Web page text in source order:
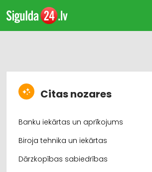
Citas nozares
Banku iekārtas un aprīkojums
Biroja tehnika un iekārtas
Dārzkopības sabiedrības